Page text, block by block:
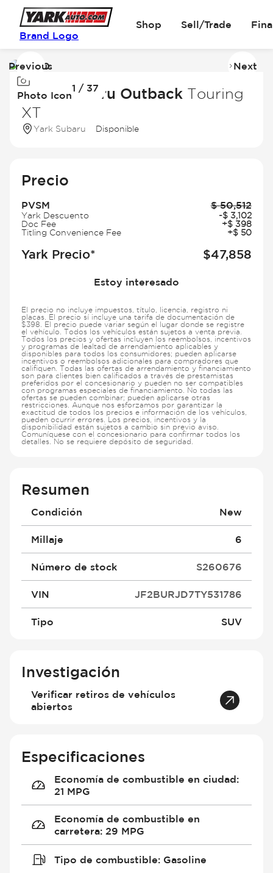
Brand Logo
Shop Sell/Trade
Image
of
Photo Icon
1 / 37
Previous Next
2026 Subaru Outback Touring
XT
Yark Subaru Disponible
Precio
PVSM $ 50,512
Yark Descuento -$ 3,102
Doc Fee
+$ 398
Titling Convenience Fee
+$ 50
Yark Precio* $47,858
Estoy interesado
El precio no incluye impuestos, título, licencia, registro ni
placas. El precio sí incluye una tarifa de documentación de
$398. El precio puede variar según el lugar donde se registre
el vehículo. Todos los vehículos están sujetos a venta previa.
Todos los precios y ofertas incluyen los reembolsos, incentivos
y programas de lealtad de arrendamiento aplicables y
disponibles para todos los consumidores; pueden aplicarse
incentivos o reembolsos adicionales para compradores que
califiquen. Todas las ofertas de arrendamiento y financiamiento
son para clientes bien calificados a través de prestamistas
preferidos por el concesionario y pueden no ser compatibles
con programas especiales de financiamiento. No todas las
ofertas se pueden combinar; pueden aplicarse otras
restricciones. Aunque nos esforzamos por garantizar la
exactitud de todos los precios e información de los vehículos,
pueden ocurrir errores. Los precios, incentivos y la
disponibilidad están sujetos a cambio sin previo aviso.
Comuníquese con el concesionario para confirmar todos los
detalles. No se requiere depósito de seguridad.
Resumen
Condición New
Millaje 6
Número de stock S260676
VIN JF2BURJD7TY531786
Tipo SUV
Investigación
Verificar retiros de vehículos
abiertos
Especificaciones
Economía de combustible en ciudad:
21 MPG
Economía de combustible en
carretera: 29 MPG
Tipo de combustible: Gasoline